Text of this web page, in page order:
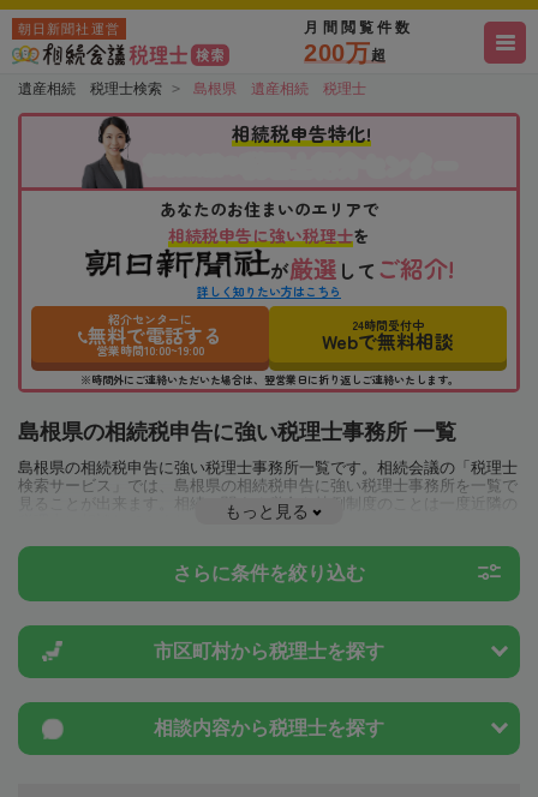
朝日新聞社運営 月間閲覧件数
200万超
遺産相続 税理士検索 島根県 遺産相続 税理士
相続税申告特化!
あなたのお住まいのエリアで
相続税申告に強い税理士を
が厳選 して ご紹介!
詳しく知りたい方はこちら
紹介センターに
無料で電話する
営業時間10:00~19:00
24時間受付中
Webで無料相談
※時間外にご連絡いただいた場合は、翌営業日に折り返しご連絡いたします。
島根県の相続税申告に強い税理士事務所 一覧
島根県の相続税申告に強い税理士事務所一覧です。相続会議の「税理士
検索サービス」では、島根県の相続税申告に強い税理士事務所を一覧で
見ることが出来ます。相続に関する税金や特例制度のことは一度近隣の
税理士に相談してみましょう。
もっと見る
さらに条件を絞り込む
市区町村から税理士を探す
相談内容から税理士を探す